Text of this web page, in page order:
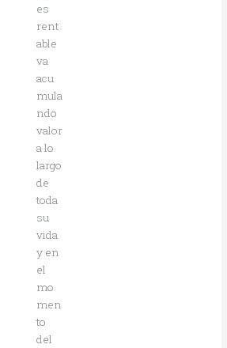
es
rent
able
va
acu
mula
ndo
valor
a lo
largo
de
toda
su
vida
y en
el
mo
men
to
del